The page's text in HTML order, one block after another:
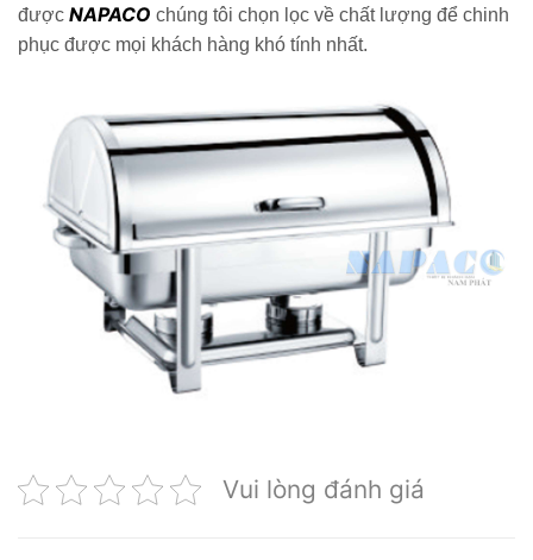
được NAPACO chúng tôi chọn lọc về chất lượng để chinh
phục được mọi khách hàng khó tính nhất.
Vui lòng đánh giá